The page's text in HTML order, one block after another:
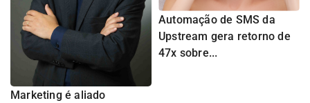
Marketing é aliado
Automação de SMS da
Upstream gera retorno de
47x sobre...